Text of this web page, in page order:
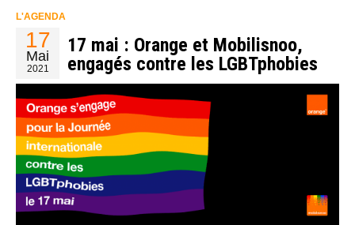
L'AGENDA
17
Mai
2021
17 mai : Orange et Mobilisnoo,
engagés contre les LGBTphobies